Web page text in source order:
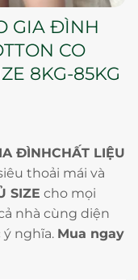
GIA ĐÌNH
CO
8KG-85KG
ĐÌNHCHẤT LIỆU
thoải mái và
SIZE cho mọi
nhà cùng diện
nghĩa. Mua ngay